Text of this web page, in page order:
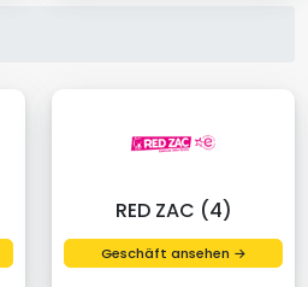
RED ZAC (4)
Geschäft ansehen →